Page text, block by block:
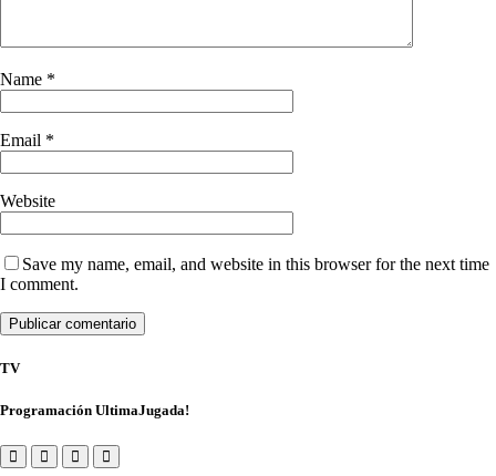
Name *
Email *
Website
Save my name, email, and website in this browser for the next time
I comment.
TV
Programación UltimaJugada!